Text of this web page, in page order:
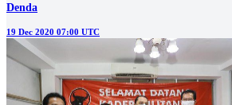
Denda
19 Dec 2020 07:00 UTC